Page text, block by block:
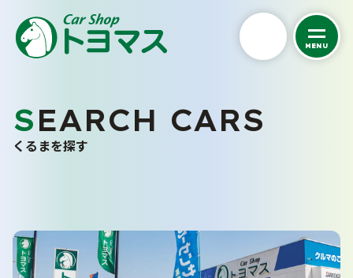
MENU
トヨマスクオリティ
お客さまの声
採用情報
くるまを探す
バリューパック
くるま買い取り査定
SEARCH CARS
くるまを探す